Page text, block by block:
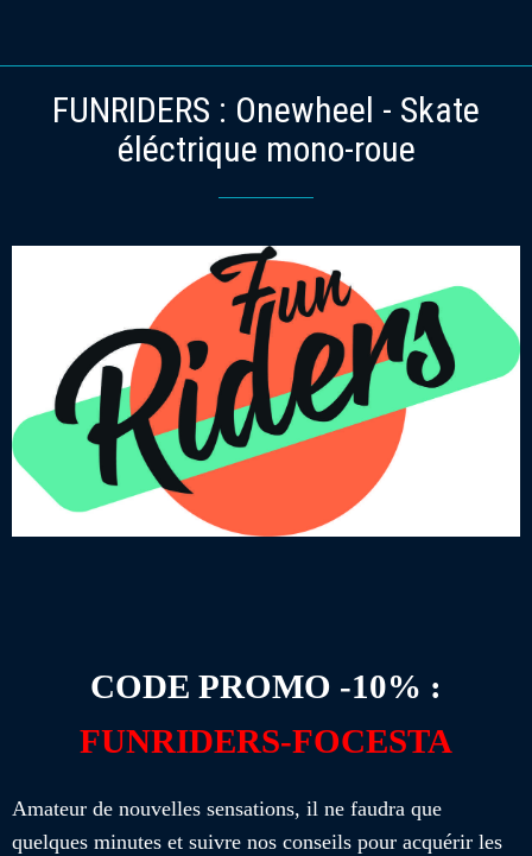
FUNRIDERS : Onewheel - Skate
éléctrique mono-roue
CODE PROMO -10% :
FUNRIDERS-FOCESTA
Amateur de nouvelles sensations, il ne faudra que
quelques minutes et suivre nos conseils pour acquérir les